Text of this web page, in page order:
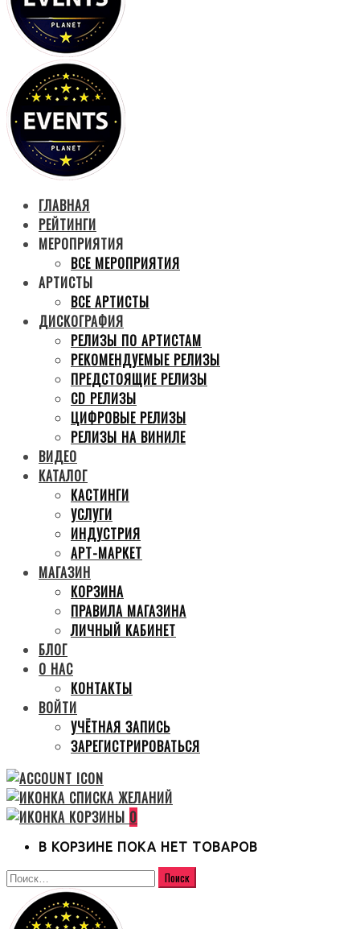
ГЛАВНАЯ
РЕЙТИНГИ
МЕРОПРИЯТИЯ
ВСЕ МЕРОПРИЯТИЯ
АРТИСТЫ
ВСЕ АРТИСТЫ
ДИСКОГРАФИЯ
РЕЛИЗЫ ПО АРТИСТАМ
РЕКОМЕНДУЕМЫЕ РЕЛИЗЫ
ПРЕДСТОЯЩИЕ РЕЛИЗЫ
CD РЕЛИЗЫ
ЦИФРОВЫЕ РЕЛИЗЫ
РЕЛИЗЫ НА ВИНИЛЕ
ВИДЕО
КАТАЛОГ
КАСТИНГИ
УСЛУГИ
ИНДУСТРИЯ
АРТ-МАРКЕТ
МАГАЗИН
КОРЗИНА
ПРАВИЛА МАГАЗИНА
ЛИЧНЫЙ КАБИНЕТ
БЛОГ
О НАС
КОНТАКТЫ
ВОЙТИ
УЧЁТНАЯ ЗАПИСЬ
ЗАРЕГИСТРИРОВАТЬСЯ
0
В КОРЗИНЕ ПОКА НЕТ ТОВАРОВ